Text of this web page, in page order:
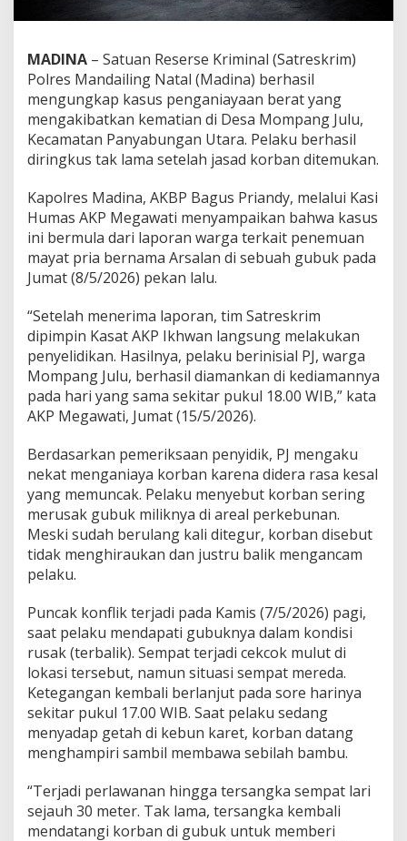
MADINA – Satuan Reserse Kriminal (Satreskrim)
Polres Mandailing Natal (Madina) berhasil
mengungkap kasus penganiayaan berat yang
mengakibatkan kematian di Desa Mompang Julu,
Kecamatan Panyabungan Utara. Pelaku berhasil
diringkus tak lama setelah jasad korban ditemukan.
Kapolres Madina, AKBP Bagus Priandy, melalui Kasi
Humas AKP Megawati menyampaikan bahwa kasus
ini bermula dari laporan warga terkait penemuan
mayat pria bernama Arsalan di sebuah gubuk pada
Jumat (8/5/2026) pekan lalu.
“Setelah menerima laporan, tim Satreskrim
dipimpin Kasat AKP Ikhwan langsung melakukan
penyelidikan. Hasilnya, pelaku berinisial PJ, warga
Mompang Julu, berhasil diamankan di kediamannya
pada hari yang sama sekitar pukul 18.00 WIB,” kata
AKP Megawati, Jumat (15/5/2026).
Berdasarkan pemeriksaan penyidik, PJ mengaku
nekat menganiaya korban karena didera rasa kesal
yang memuncak. Pelaku menyebut korban sering
merusak gubuk miliknya di areal perkebunan.
Meski sudah berulang kali ditegur, korban disebut
tidak menghiraukan dan justru balik mengancam
pelaku.
Puncak konflik terjadi pada Kamis (7/5/2026) pagi,
saat pelaku mendapati gubuknya dalam kondisi
rusak (terbalik). Sempat terjadi cekcok mulut di
lokasi tersebut, namun situasi sempat mereda.
Ketegangan kembali berlanjut pada sore harinya
sekitar pukul 17.00 WIB. Saat pelaku sedang
menyadap getah di kebun karet, korban datang
menghampiri sambil membawa sebilah bambu.
“Terjadi perlawanan hingga tersangka sempat lari
sejauh 30 meter. Tak lama, tersangka kembali
mendatangi korban di gubuk untuk memberi